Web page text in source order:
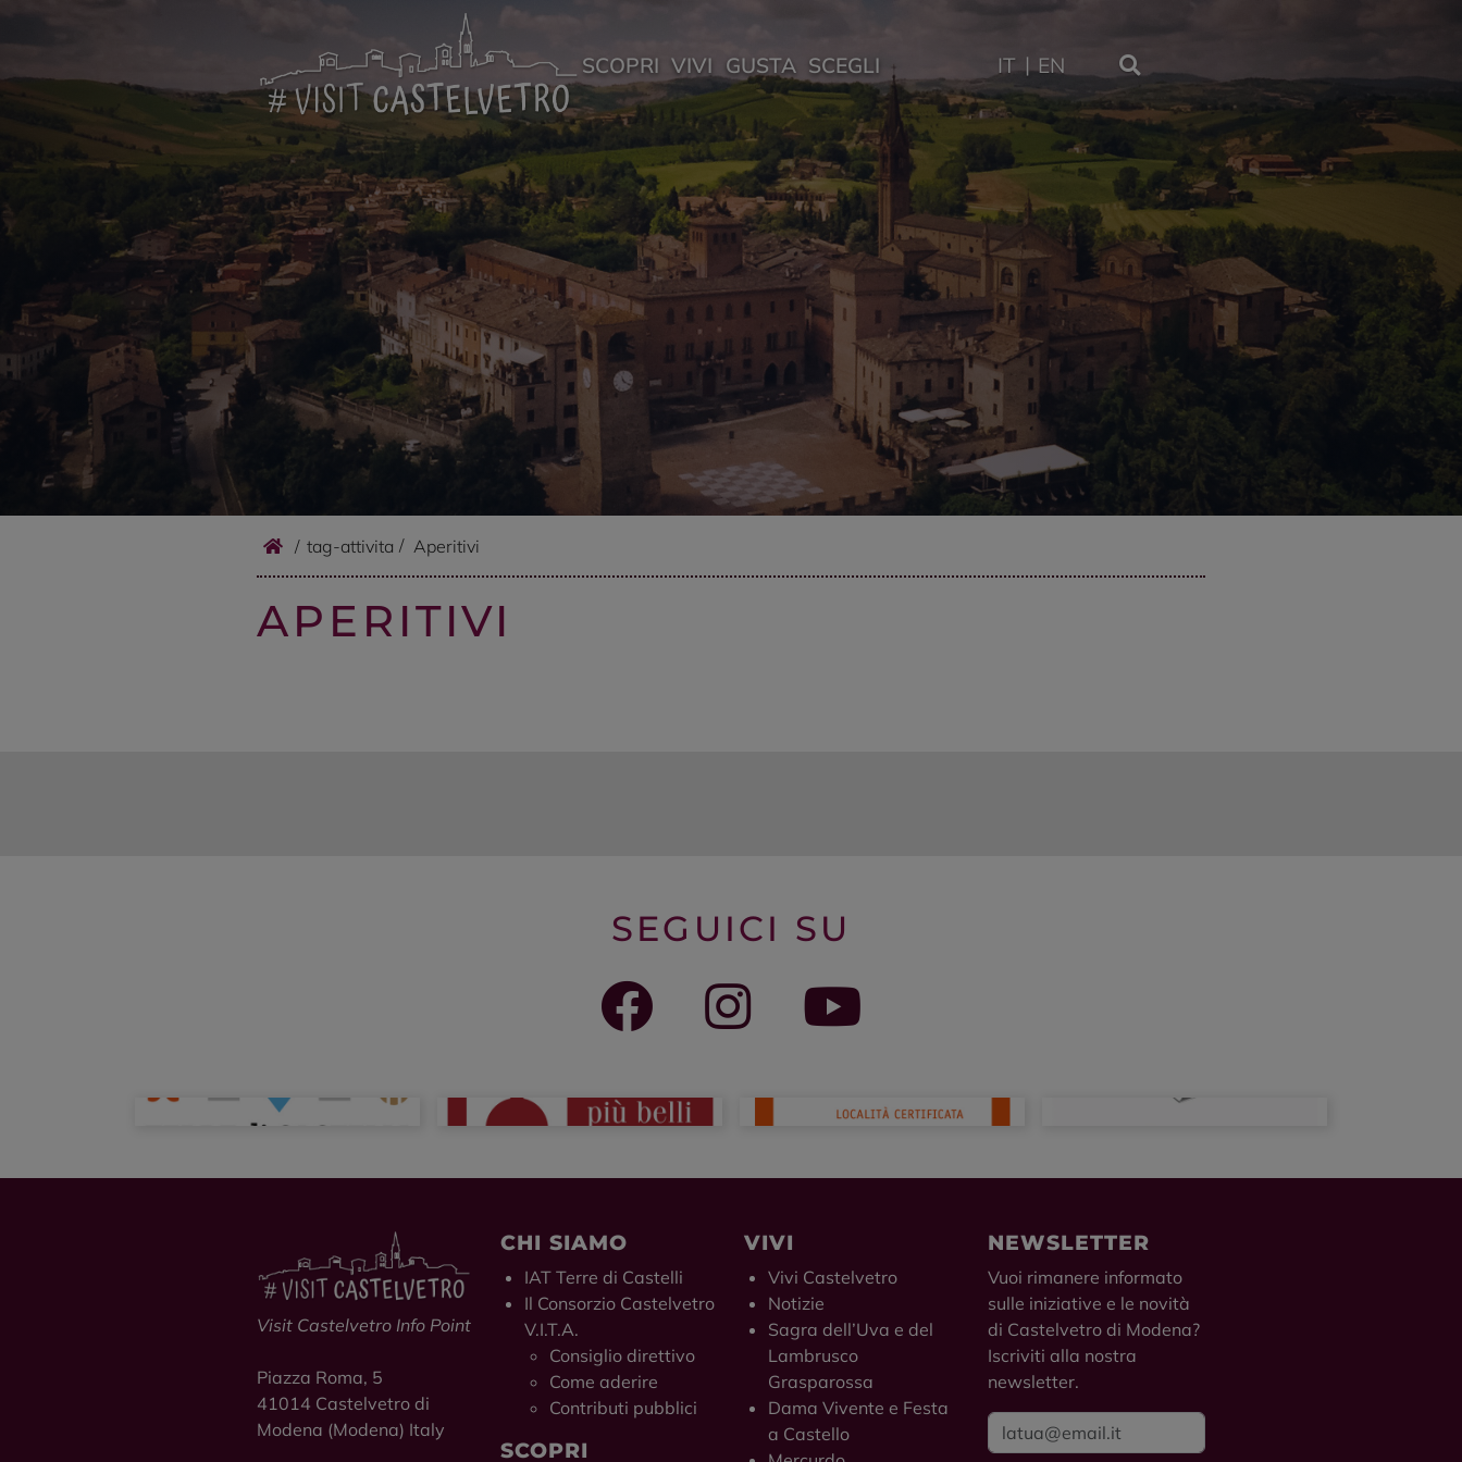
IT EN
SCOPRI VIVI GUSTA SCEGLI
/ tag-attivita Aperitivi
APERITIVI
SEGUICI SU
Visit Castelvetro Info Point
Piazza Roma, 5
41014 Castelvetro di
Modena (Modena) Italy
CHI SIAMO
IAT Terre di Castelli
Il Consorzio Castelvetro
V.I.T.A.
Consiglio direttivo
Come aderire
Contributi pubblici
SCOPRI
VIVI
Vivi Castelvetro
Notizie
Sagra dell’Uva e del
Lambrusco
Grasparossa
Dama Vivente e Festa
a Castello
NEWSLETTER
Vuoi rimanere informato
sulle iniziative e le novità
di Castelvetro di Modena?
Iscriviti alla nostra
newsletter.